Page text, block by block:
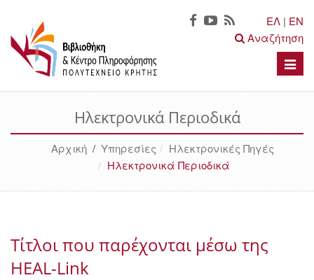
ΕΛ | EN
Αναζήτηση
Toggle
Ηλεκτρονικά Περιοδικά
Αρχική/ Υπηρεσίες
Ηλεκτρονικές Πηγές
Ηλεκτρονικά Περιοδικά
Τίτλοι που παρέχονται μέσω της
HEAL-Link